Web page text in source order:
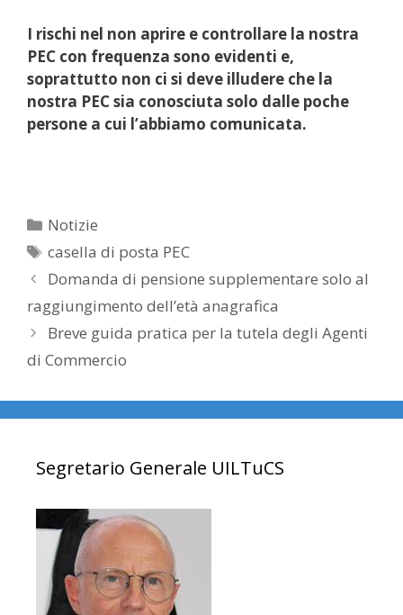
I rischi nel non aprire e controllare la nostra
PEC con frequenza sono evidenti e,
soprattutto non ci si deve illudere che la
nostra PEC sia conosciuta solo dalle poche
persone a cui l’abbiamo comunicata.
Categorie
Notizie
Tag
casella di posta PEC
Domanda di pensione supplementare solo al
raggiungimento dell’età anagrafica
Breve guida pratica per la tutela degli Agenti
di Commercio
Segretario Generale UILTuCS